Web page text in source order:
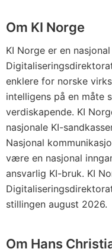
Om KI Norge
KI Norge er en
enklere for norske
intelligens på en måte
verdiskapende. KI
nasjonale KI-
Nasjonal
være en nasjonal
ansvarlig KI-bruk. KI
stillingen august 2026.
Om Hans